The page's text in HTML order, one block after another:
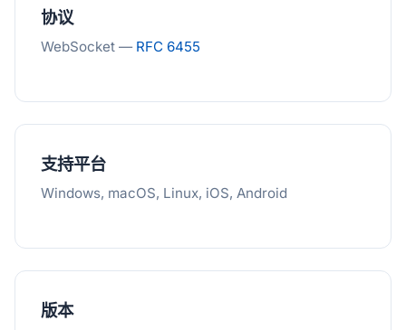
协议
WebSocket — RFC 6455
支持平台
Windows, macOS, Linux, iOS, Android
版本